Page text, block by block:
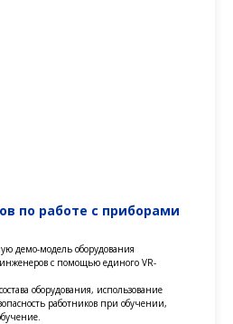
по работе с приборами
демо-модель оборудования
с помощью единого VR-
оборудования, использование
работников при обучении,